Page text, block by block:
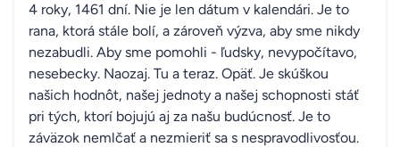
4 roky, 1461 dní. Nie je len dátum v kalendári. Je to
rana, ktorá stále bolí, a zároveň výzva, aby sme nikdy
nezabudli. Aby sme pomohli - ľudsky, nevypočítavo,
nesebecky. Naozaj. Tu a teraz. Opäť. Je skúškou
našich hodnôt, našej jednoty a našej schopnosti stáť
pri tých, ktorí bojujú aj za našu budúcnosť. Je to
záväzok nemlčať a nezmieriť sa s nespravodlivosťou.